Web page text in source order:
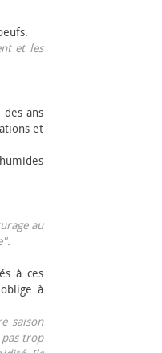
et les
ans
et
au
à ces
à
saison
trop